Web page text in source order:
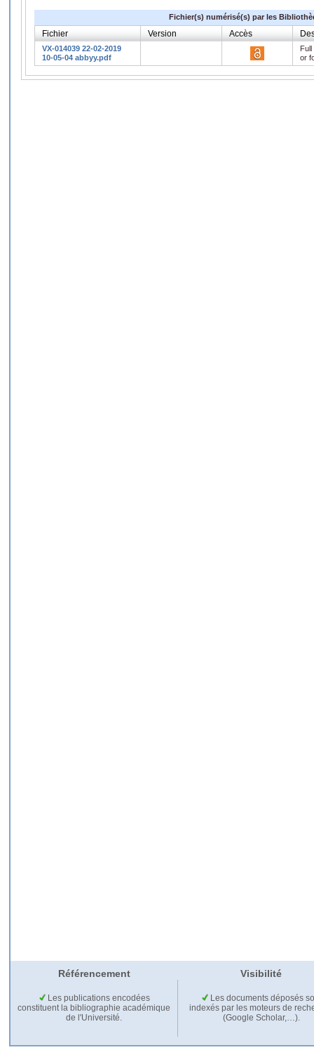
Fichier(s) numérisé(s) par les
Fichier Version Accès
VX-014039 22-02-2019
10-05-04 abbyy.pdf
or
Référencement Visibilité
Les publications encodées
constituent la bibliographie académique
de l'Université.
Les documents déposés
indexés par les moteurs de
(Google Scholar,…).